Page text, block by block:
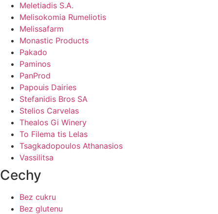
Meletiadis S.A.
Melisokomia Rumeliotis
Melissafarm
Monastic Products
Pakado
Paminos
PanProd
Papouis Dairies
Stefanidis Bros SA
Stelios Carvelas
Thealos Gi Winery
To Filema tis Lelas
Tsagkadopoulos Athanasios
Vassilitsa
Cechy
Bez cukru
Bez glutenu